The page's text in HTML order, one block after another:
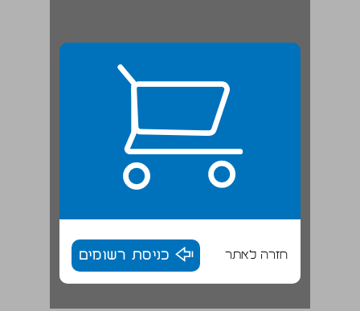
חזרה לאתר כניסת רשומים